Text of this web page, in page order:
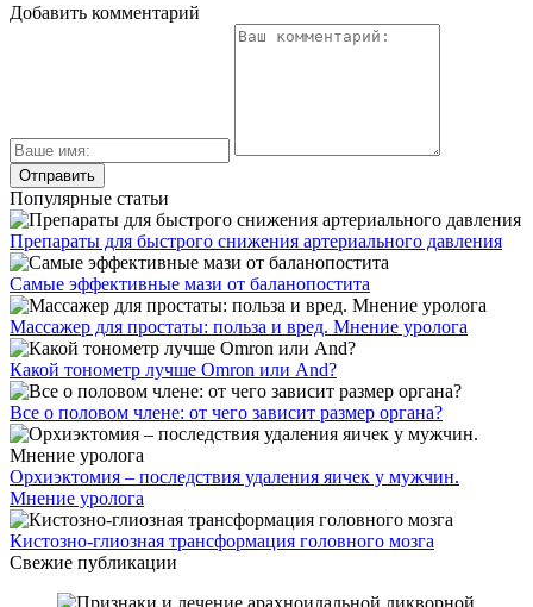
Добавить комментарий
Популярные статьи
Препараты для быстрого снижения артериального давления
Самые эффективные мази от баланопостита
Массажер для простаты: польза и вред. Мнение уролога
Какой тонометр лучше Omron или And?
Все о половом члене: от чего зависит размер органа?
Орхиэктомия – последствия удаления яичек у мужчин.
Мнение уролога
Кистозно-глиозная трансформация головного мозга
Свежие публикации